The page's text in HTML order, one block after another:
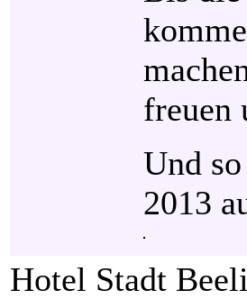
freuen
Und
2013
Hotel Stadt